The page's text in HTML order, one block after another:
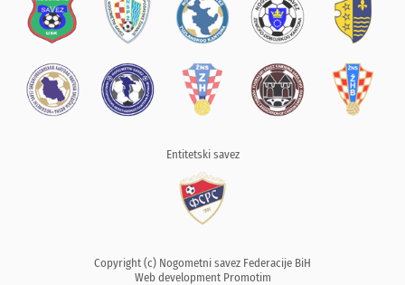
Entitetski savez
Copyright (c) Nogometni savez Federacije BiH
Web development Promotim